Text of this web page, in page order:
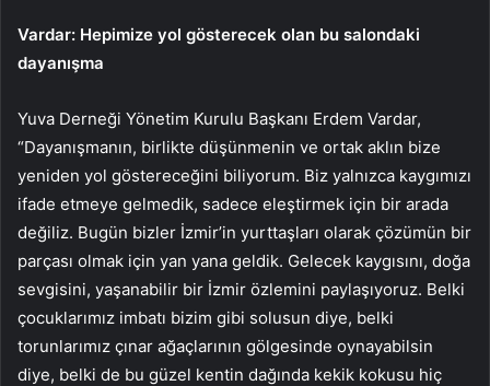
Vardar: Hepimize yol gösterecek olan bu salondaki
dayanışma
Yuva Derneği Yönetim Kurulu Başkanı Erdem Vardar,
“Dayanışmanın, birlikte düşünmenin ve ortak aklın bize
yeniden yol göstereceğini biliyorum. Biz yalnızca kaygımızı
ifade etmeye gelmedik, sadece eleştirmek için bir arada
değiliz. Bugün bizler İzmir’in yurttaşları olarak çözümün bir
parçası olmak için yan yana geldik. Gelecek kaygısını, doğa
sevgisini, yaşanabilir bir İzmir özlemini paylaşıyoruz. Belki
çocuklarımız imbatı bizim gibi solusun diye, belki
torunlarımız çınar ağaçlarının gölgesinde oynayabilsin
diye, belki de bu güzel kentin dağında kekik kokusu hiç